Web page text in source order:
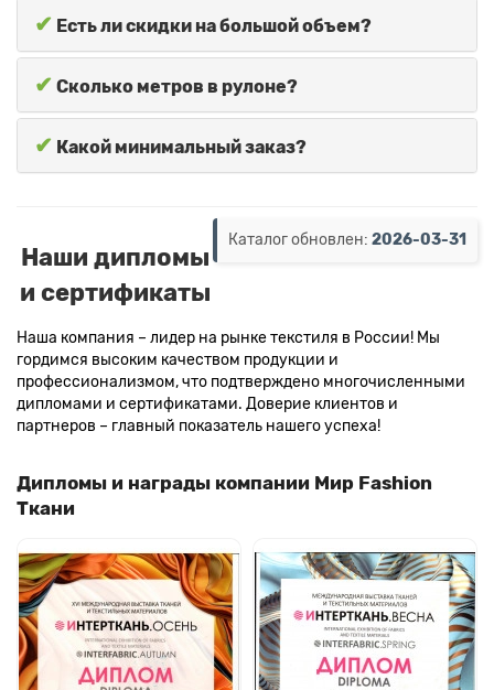
✔ Есть ли скидки на большой объем?
✔ Сколько метров в рулоне?
✔ Какой минимальный заказ?
Каталог обновлен: 2026-03-31
Наши дипломы
и сертификаты
Наша компания – лидер на рынке текстиля в России! Мы
гордимся высоким качеством продукции и
профессионализмом, что подтверждено многочисленными
дипломами и сертификатами. Доверие клиентов и
партнеров – главный показатель нашего успеха!
Дипломы и награды компании Мир Fashion
Ткани